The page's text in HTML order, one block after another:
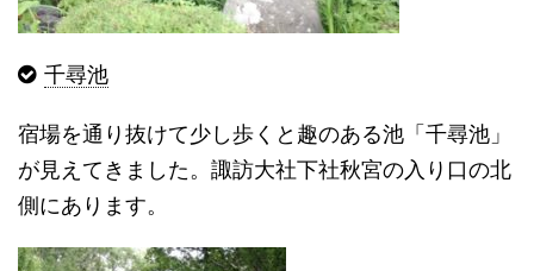
千尋池
宿場を通り抜けて少し歩くと趣のある池「千尋池」
が見えてきました。諏訪大社下社秋宮の入り口の北
側にあります。